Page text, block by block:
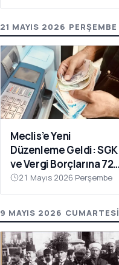
21 MAYIS 2026 PERŞEMBE
Meclis’e Yeni
Düzenleme Geldi: SGK
ve Vergi Borçlarına 72
Ay Taksit İmkânı
21 Mayıs 2026 Perşembe
9 MAYIS 2026 CUMARTESI